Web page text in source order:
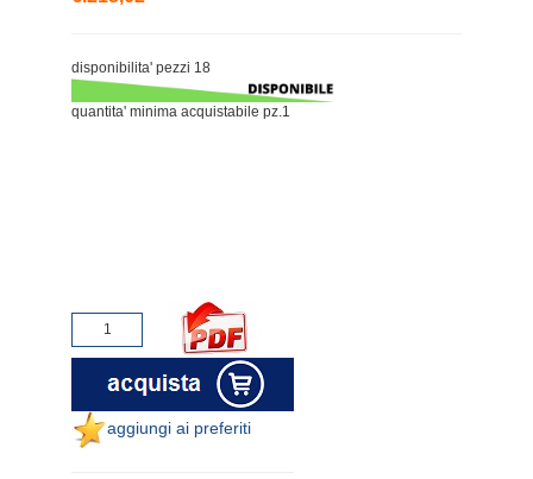
disponibilita' pezzi 18
quantita' minima acquistabile pz.1
aggiungi ai preferiti